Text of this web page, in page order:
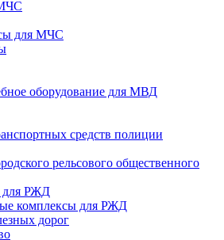
для МЧС
оборудование для МВД
средств полиции
рельсового общественного
для РЖД
комплексы для РЖД
дорог